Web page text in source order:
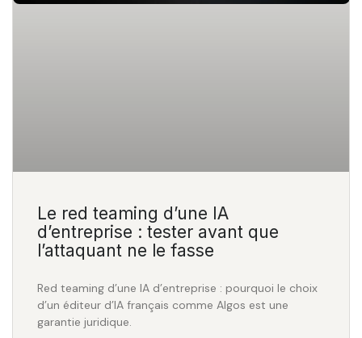
Le red teaming d’une IA
d’entreprise : tester avant que
l’attaquant ne le fasse
Red teaming d’une IA d’entreprise : pourquoi le choix
d’un éditeur d’IA français comme Algos est une
garantie juridique.